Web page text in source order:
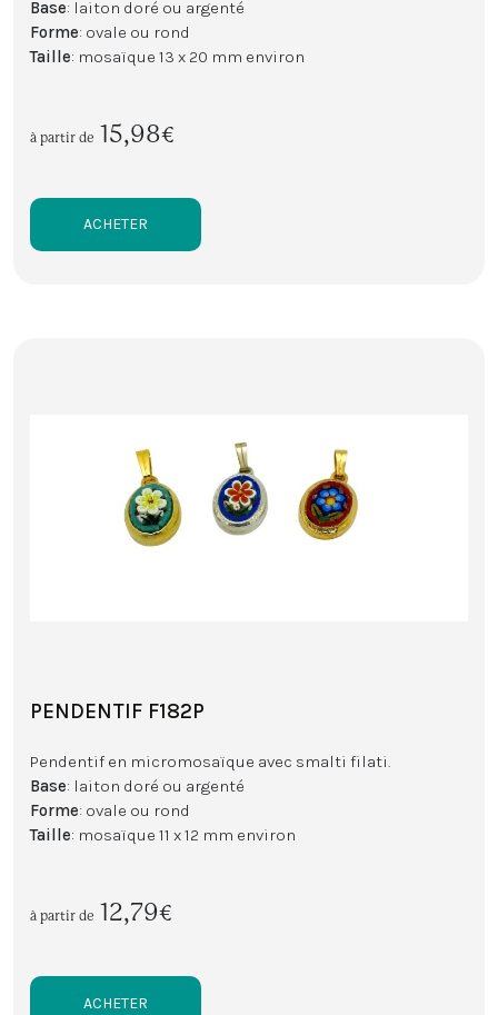
Base: laiton doré ou argenté
Forme: ovale ou rond
Taille: mosaïque 13 x 20 mm environ
à partir de 15,98€
ACHETER
PENDENTIF F182P
Pendentif en micromosaïque avec smalti filati.
Base: laiton doré ou argenté
Forme: ovale ou rond
Taille: mosaïque 11 x 12 mm environ
à partir de 12,79€
ACHETER